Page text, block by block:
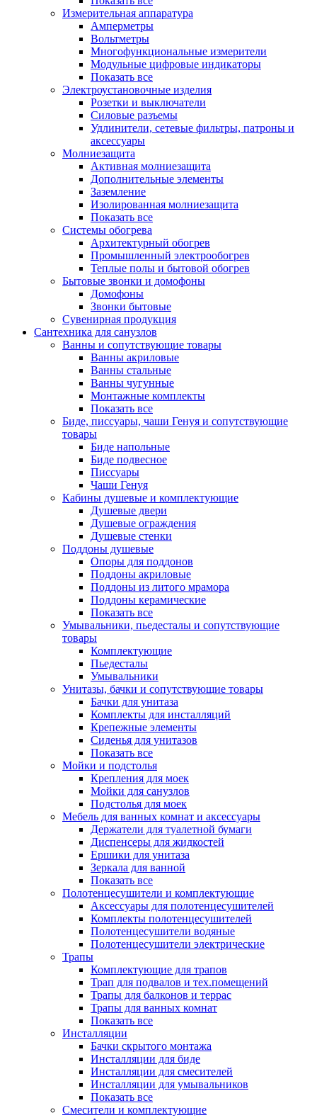
Измерительная аппаратура
Амперметры
Вольтметры
Многофункциональные измерители
Модульные цифровые индикаторы
Показать все
Электроустановочные изделия
Розетки и выключатели
Силовые разъемы
Удлинители, сетевые фильтры, патроны и
аксессуары
Молниезащита
Активная молниезащита
Дополнительные элементы
Заземление
Изолированная молниезащита
Показать все
Системы обогрева
Архитектурный обогрев
Промышленный электрообогрев
Теплые полы и бытовой обогрев
Бытовые звонки и домофоны
Домофоны
Звонки бытовые
Сувенирная продукция
Сантехника для санузлов
Ванны и сопутствующие товары
Ванны акриловые
Ванны стальные
Ванны чугунные
Монтажные комплекты
Показать все
Биде, писсуары, чаши Генуя и сопутствующие
товары
Биде напольные
Биде подвесное
Писсуары
Чаши Генуя
Кабины душевые и комплектующие
Душевые двери
Душевые ограждения
Душевые стенки
Поддоны душевые
Опоры для поддонов
Поддоны акриловые
Поддоны из литого мрамора
Поддоны керамические
Показать все
Умывальники, пьедесталы и сопутствующие
товары
Комплектующие
Пьедесталы
Умывальники
Унитазы, бачки и сопутствующие товары
Бачки для унитаза
Комплекты для инсталляций
Крепежные элементы
Сиденья для унитазов
Показать все
Мойки и подстолья
Крепления для моек
Мойки для санузлов
Подстолья для моек
Мебель для ванных комнат и аксессуары
Держатели для туалетной бумаги
Диспенсеры для жидкостей
Ершики для унитаза
Зеркала для ванной
Показать все
Полотенцесушители и комплектующие
Аксессуары для полотенцесушителей
Комплекты полотенцесушителей
Полотенцесушители водяные
Полотенцесушители электрические
Трапы
Комплектующие для трапов
Трап для подвалов и тех.помещений
Трапы для балконов и террас
Трапы для ванных комнат
Показать все
Инсталляции
Бачки скрытого монтажа
Инсталляции для биде
Инсталляции для смесителей
Инсталляции для умывальников
Показать все
Смесители и комплектующие